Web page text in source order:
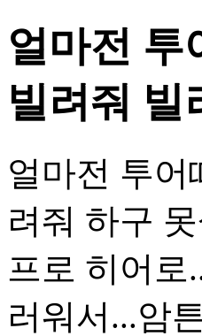
얼마전 투
빌려줘 빌
얼마전 투어
려줘 하구
프로 히어로
러워서...암